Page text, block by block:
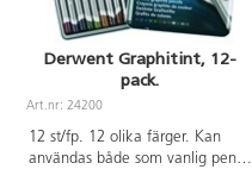
Derwent Graphitint, 12-
pack.
Art.nr: 24200
12 st/fp. 12 olika färger. Kan
användas både som vanlig penna